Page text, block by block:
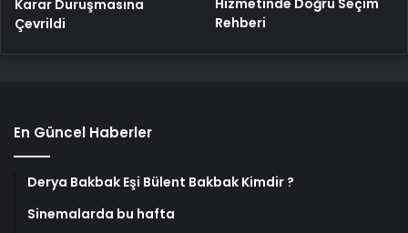
Karar Duruşmasına
Çevrildi
Rehberi
En Güncel Haberler
Derya Bakbak Eşi Bülent Bakbak Kimdir ?
Sinemalarda bu hafta